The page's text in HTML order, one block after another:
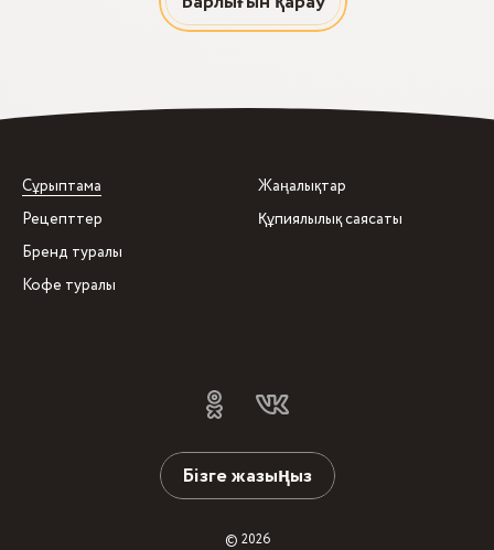
Бізге жазыңыз
© 2026
Сұрыптама
Рецепттер
Бренд туралы
Кофе туралы
Жаңалықтар
Құпиялылық саясаты